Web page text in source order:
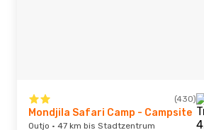
(430)
Mondjila Safari Camp - Campsite
Outjo · 47 km bis Stadtzentrum